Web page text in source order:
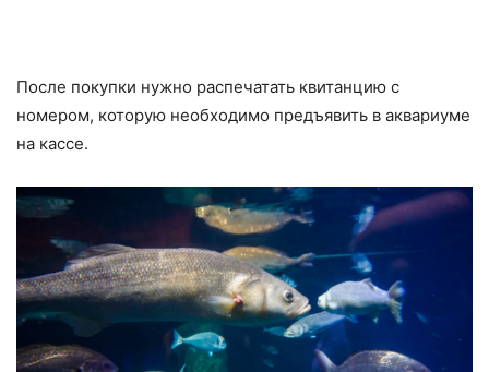
После покупки нужно распечатать квитанцию с
номером, которую необходимо предъявить в аквариуме
на кассе.